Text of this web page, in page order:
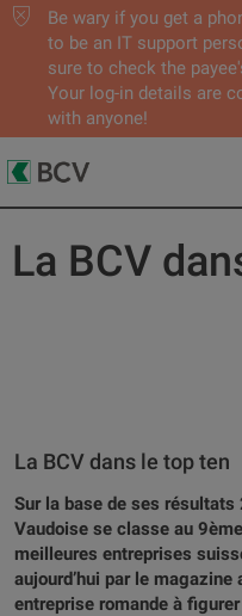
Be wary if you get a
to be an IT support
sure to check the
Your log-in details are
with anyone!
La BCV
La BCV dans le top ten
Sur la base de ses
Vaudoise se classe au
meilleures entreprises
aujourd’hui par le
entreprise romande à